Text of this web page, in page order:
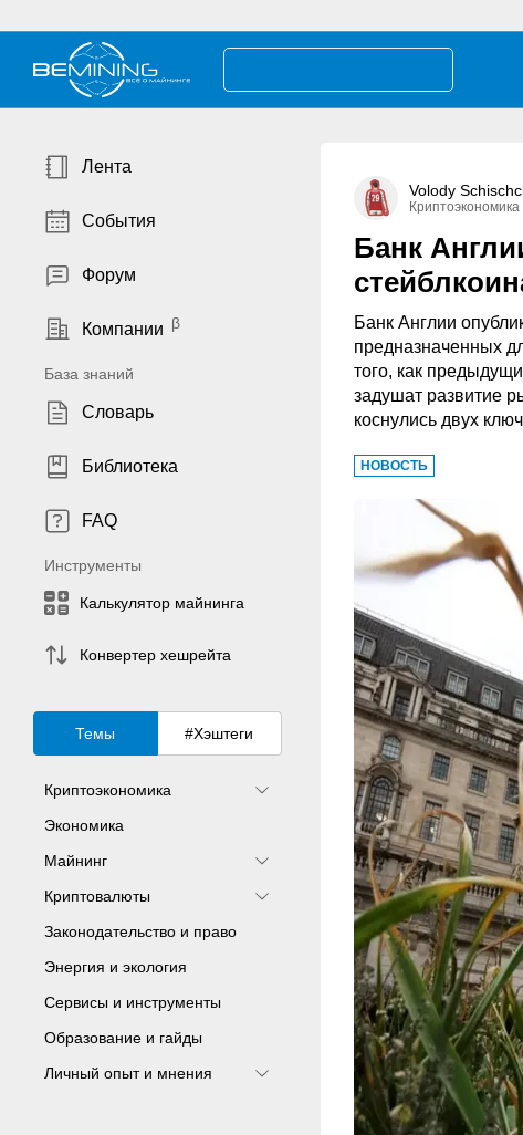
Лента
События
Форум
Компании
База знаний
Словарь
Библиотека
FAQ
Инструменты
Калькулятор майнинга
Конвертер хешрейта
Темы #Хэштеги
Криптоэкономика
Экономика
Майнинг
Криптовалюты
Законодательство и право
Энергия и экология
Сервисы и инструменты
Образование и гайды
Личный опыт и мнения
Volody
Криптоэкономика
Банк
Банк Англии
предназначенных
того, как
задушат развитие
коснулись двух
НОВОСТЬ